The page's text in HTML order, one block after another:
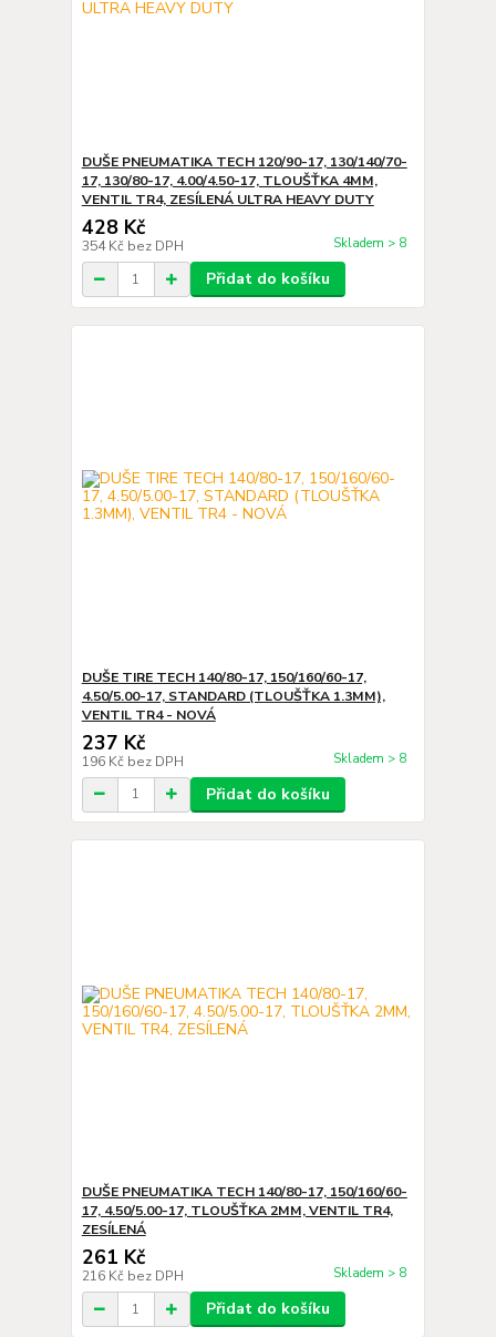
DUŠE PNEUMATIKA TECH 120/90-17, 130/140/70-
17, 130/80-17, 4.00/4.50-17, TLOUŠŤKA 4MM,
VENTIL TR4, ZESÍLENÁ ULTRA HEAVY DUTY
428 Kč
354 Kč bez DPH Skladem > 8
Přidat do košíku
DUŠE TIRE TECH 140/80-17, 150/160/60-17,
4.50/5.00-17, STANDARD (TLOUŠŤKA 1.3MM),
VENTIL TR4 - NOVÁ
237 Kč
196 Kč bez DPH Skladem > 8
Přidat do košíku
DUŠE PNEUMATIKA TECH 140/80-17, 150/160/60-
17, 4.50/5.00-17, TLOUŠŤKA 2MM, VENTIL TR4,
ZESÍLENÁ
261 Kč
216 Kč bez DPH Skladem > 8
Přidat do košíku